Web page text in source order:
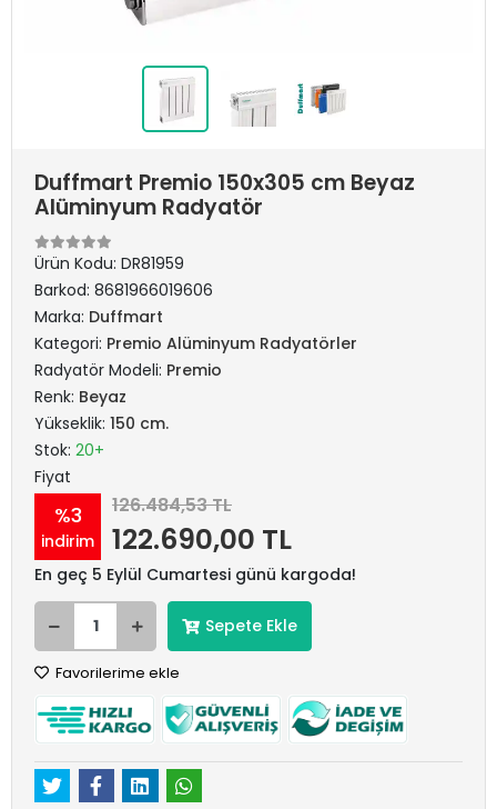
Duffmart Premio 150x305 cm Beyaz
Alüminyum Radyatör
Ürün Kodu: DR81959
Barkod: 8681966019606
Marka: Duffmart
Kategori: Premio Alüminyum Radyatörler
Radyatör Modeli: Premio
Renk: Beyaz
Yükseklik: 150 cm.
Stok: 20+
Fiyat
%3
indirim
126.484,53 TL
122.690,00 TL
En geç 5 Eylül Cumartesi günü kargoda!
Sepete Ekle
Favorilerime ekle